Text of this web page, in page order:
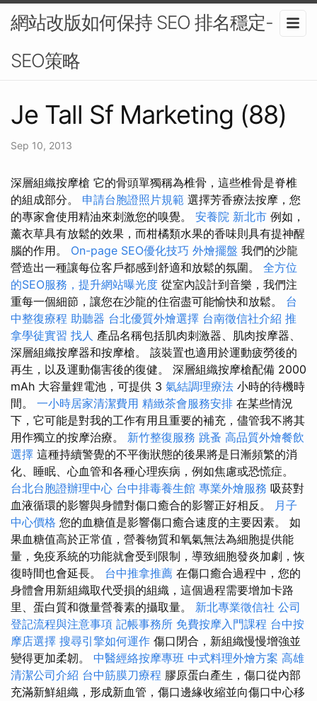
網站改版如何保持 SEO 排名穩定-
SEO策略
Je Tall Sf Marketing (88)
Sep 10, 2013
深層組織按摩槍 它的骨頭單獨稱為椎骨，這些椎骨是脊椎
的組成部分。 申請台胞證照片規範 選擇芳香療法按摩，您
的專家會使用精油來刺激您的嗅覺。 安養院 新北市 例如，
薰衣草具有放鬆的效果，而柑橘類水果的香味則具有提神醒
腦的作用。 On-page SEO優化技巧 外燴擺盤 我們的沙龍
營造出一種讓每位客戶都感到舒適和放鬆的氛圍。 全方位
的SEO服務，提升網站曝光度 從室內設計到音樂，我們注
重每一個細節，讓您在沙龍的住宿盡可能愉快和放鬆。 台
中整復療程 助聽器 台北優質外燴選擇 台南徵信社介紹 推
拿學徒實習 找人 產品名稱包括肌肉刺激器、肌肉按摩器、
深層組織按摩器和按摩槍。 該裝置也適用於運動疲勞後的
再生，以及運動傷害後的復健。 深層組織按摩槍配備 2000
mAh 大容量鋰電池，可提供 3 氣結調理療法 小時的待機時
間。 一小時居家清潔費用 精緻茶會服務安排 在某些情況
下，它可能是對我的工作有用且重要的補充，儘管我不將其
用作獨立的按摩治療。 新竹整復服務 跳蚤 高品質外燴餐飲
選擇 這種持續警覺的不平衡狀態的後果將是日漸頻繁的消
化、睡眠、心血管和各種心理疾病，例如焦慮或恐慌症。
台北台胞證辦理中心 台中排毒養生館 專業外燴服務 吸菸對
血液循環的影響與身體對傷口癒合的影響正好相反。 月子
中心價格 您的血糖值是影響傷口癒合速度的主要因素。 如
果血糖值高於正常值，營養物質和氧氣無法為細胞提供能
量，免疫系統的功能就會受到限制，導致細胞發炎加劇，恢
復時間也會延長。 台中推拿推薦 在傷口癒合過程中，您的
身體會用新組織取代受損的組織，這個過程需要增加卡路
里、蛋白質和微量營養素的攝取量。 新北專業徵信社 公司
登記流程與注意事項 記帳事務所 免費按摩入門課程 台中按
摩店選擇 搜尋引擎如何運作 傷口閉合，新組織慢慢增強並
變得更加柔韌。 中醫經絡按摩專班 中式料理外燴方案 高雄
清潔公司介紹 台中筋膜刀療程 膠原蛋白產生，傷口從內部
充滿新鮮組織，形成新血管，傷口邊緣收縮並向傷口中心移